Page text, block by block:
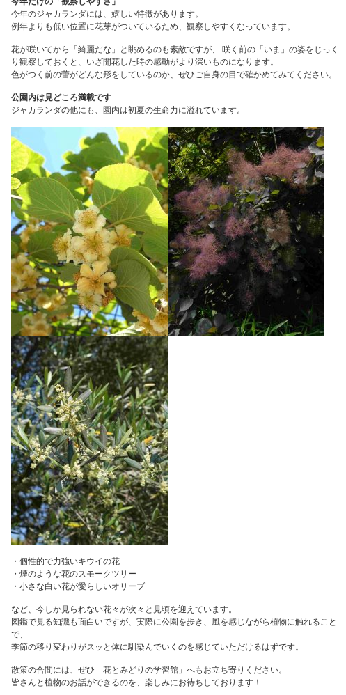
今年のジャカランダには、嬉しい特徴があります。
例年よりも低い位置に花芽がついているため、観察しやすくなっています。
花が咲いてから「綺麗だな」と眺めるのも素敵ですが、 咲く前の「いま」の姿をじっく
り観察しておくと、いざ開花した時の感動がより深いものになります。
色がつく前の蕾がどんな形をしているのか、ぜひご自身の目で確かめてみてください。
公園内は見どころ満載です
ジャカランダの他にも、園内は初夏の生命力に溢れています。
・個性的で力強いキウイの花
・煙のような花のスモークツリー
・小さな白い花が愛らしいオリーブ
など、今しか見られない花々が次々と見頃を迎えています。
図鑑で見る知識も面白いですが、実際に公園を歩き、風を感じながら植物に触れること
で、
季節の移り変わりがスッと体に馴染んでいくのを感じていただけるはずです。
散策の合間には、ぜひ「花とみどりの学習館」へもお立ち寄りください。
皆さんと植物のお話ができるのを、楽しみにお待ちしております！